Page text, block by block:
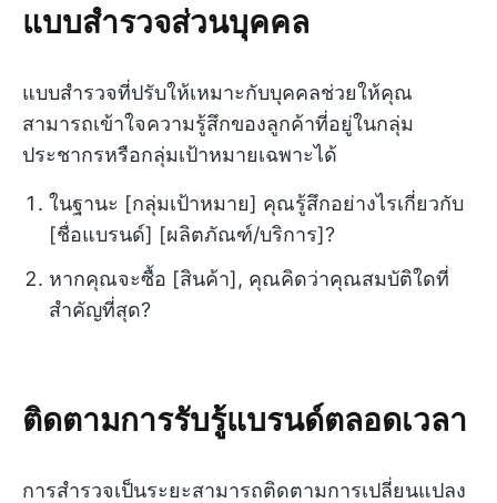
แบบสำรวจส่วนบุคคล
แบบสำรวจที่ปรับให้เหมาะกับบุคคลช่วยให้คุณ
สามารถเข้าใจความรู้สึกของลูกค้าที่อยู่ในกลุ่ม
ประชากรหรือกลุ่มเป้าหมายเฉพาะได้
ในฐานะ [กลุ่มเป้าหมาย] คุณรู้สึกอย่างไรเกี่ยวกับ
[ชื่อแบรนด์] [ผลิตภัณฑ์/บริการ]?
หากคุณจะซื้อ [สินค้า], คุณคิดว่าคุณสมบัติใดที่
สำคัญที่สุด?
ติดตามการรับรู้แบรนด์ตลอดเวลา
การสำรวจเป็นระยะสามารถติดตามการเปลี่ยนแปลง